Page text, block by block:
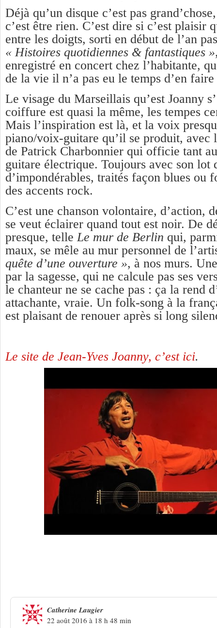
Déjà qu’un disque c’est pas
c’est être rien. C’est dire si c’est plaisir
entre les doigts, sorti en début de l’an
« Histoires quotidiennes & fantastiques »
enregistré en concert chez l’habitante,
de la vie il n’a pas eu le temps d’en
Le visage du Marseillais qu’est Joanny
coiffure est quasi la même, les tempes
Mais l’inspiration est là, et la voix
piano/voix-guitare qu’il se produit, avec
de Patrick Charbonnier qui officie tant
guitare électrique. Toujours avec son lot
d’impondérables, traités façon blues ou
des accents rock.
C’est une chanson volontaire, d’action,
se veut éclairer quand tout est noir. De
presque, telle Le mur de Berlin qui,
maux, se mêle au mur personnel de
quête d’une ouverture », à nos murs.
par la sagesse, qui ne calcule pas ses
le chanteur ne se cache pas : ça la rend
attachante, vraie. Un folk-song à la
est plaisant de renouer après si long
Le site de Jean-Yves Joanny, c’est ici.
Catherine Laugier
22 août 2016 à 18 h 48 min